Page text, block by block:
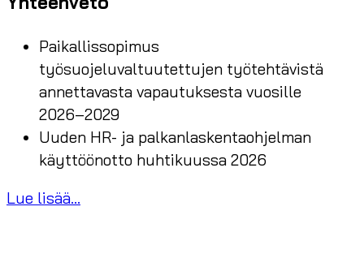
Paikallissopimus
työsuojeluvaltuutettujen työtehtävistä
annettavasta vapautuksesta vuosille
2026–2029
Uuden HR- ja palkanlaskentaohjelman
käyttöönotto huhtikuussa 2026
Lue lisää...